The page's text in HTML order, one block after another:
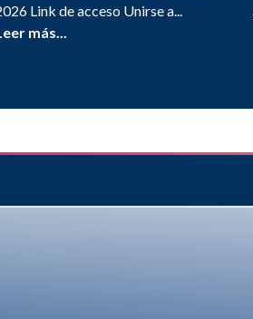
Link de acceso Unirse a...
más...